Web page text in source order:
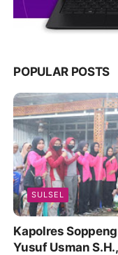
POPULAR POSTS
SULSEL
Kapolres
Yusuf Usman